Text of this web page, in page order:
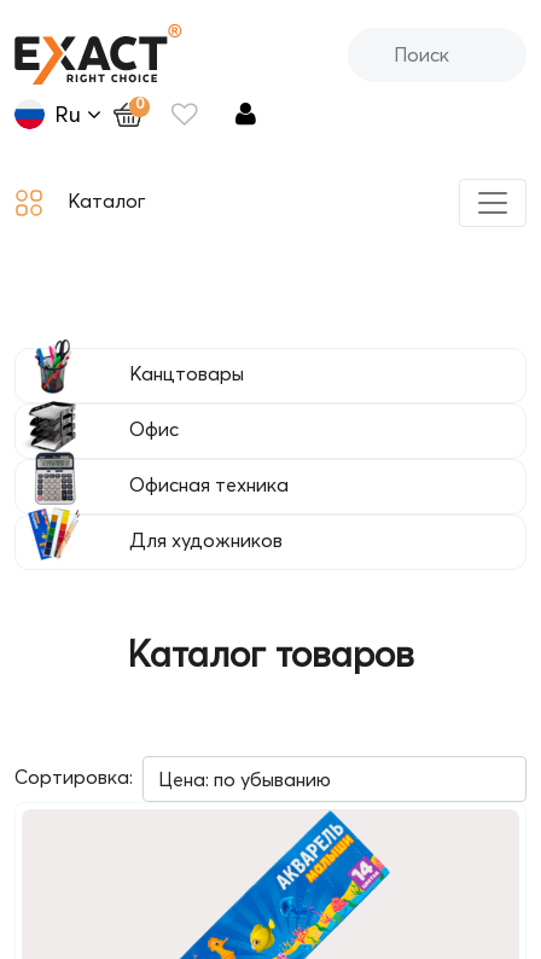
Ru 0
Каталог
Канцтовары
Офис
Офисная техника
Для художников
Каталог товаров
Сортировка: